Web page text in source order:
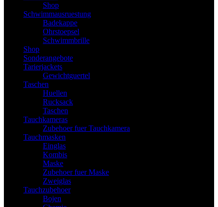
Shop
Schwimmausruestung
Badekappe
Ohrstoepsel
Schwimmbrille
Shop
Sonderangebote
Tarierjackets
Gewichtguertel
Taschen
Huellen
Rucksack
Taschen
Tauchkameras
Zubehoer fuer Tauchkamera
Tauchmasken
Einglas
Kombis
Maske
Zubehoer fuer Maske
Zweiglas
Tauchzubehoer
Bojen